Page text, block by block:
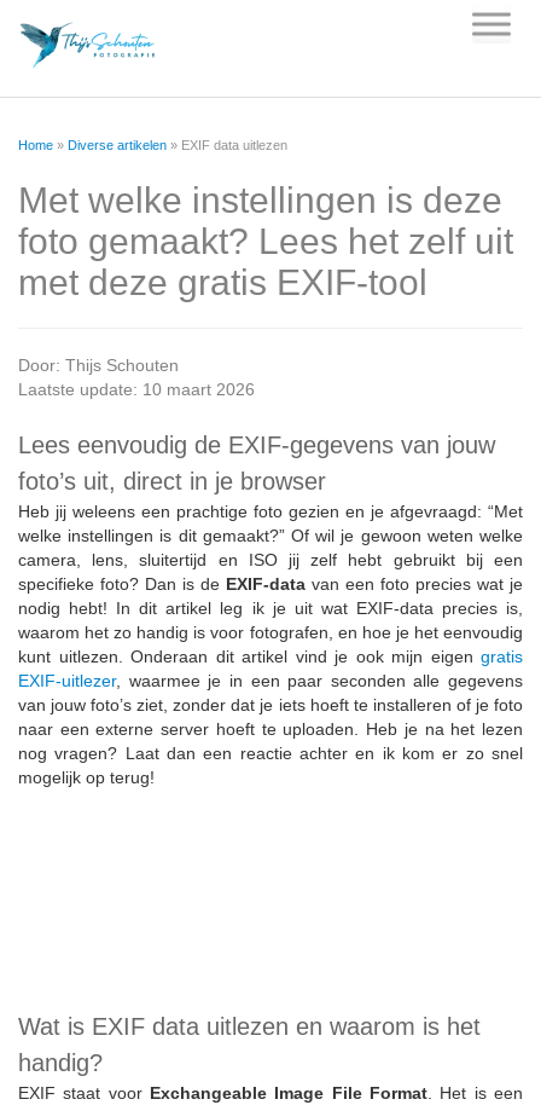
Home » Diverse artikelen » EXIF data uitlezen
Met welke instellingen is deze
foto gemaakt? Lees het zelf uit
met deze gratis EXIF-tool
Door: Thijs Schouten
Laatste update: 10 maart 2026
Lees eenvoudig de EXIF-gegevens van jouw
foto’s uit, direct in je browser
Heb jij weleens een prachtige foto gezien en je afgevraagd: “Met
welke instellingen is dit gemaakt?” Of wil je gewoon weten welke
camera, lens, sluitertijd en ISO jij zelf hebt gebruikt bij een
specifieke foto? Dan is de EXIF-data van een foto precies wat je
nodig hebt! In dit artikel leg ik je uit wat EXIF-data precies is,
waarom het zo handig is voor fotografen, en hoe je het eenvoudig
kunt uitlezen. Onderaan dit artikel vind je ook mijn eigen gratis
EXIF-uitlezer, waarmee je in een paar seconden alle gegevens
van jouw foto’s ziet, zonder dat je iets hoeft te installeren of je foto
naar een externe server hoeft te uploaden. Heb je na het lezen
nog vragen? Laat dan een reactie achter en ik kom er zo snel
mogelijk op terug!
Wat is EXIF data uitlezen en waarom is het
handig?
EXIF staat voor Exchangeable Image File Format . Het is een